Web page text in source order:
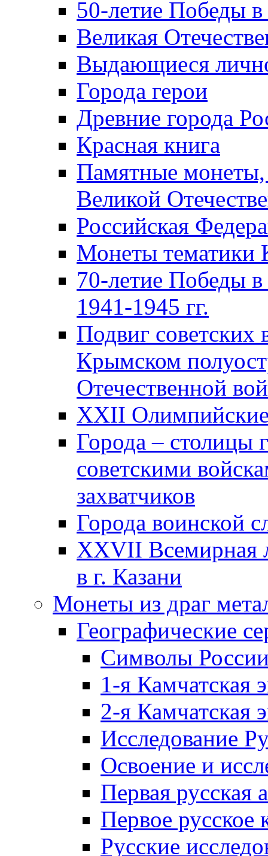
50-летие Победы
Великая
Выдающиеся
Города герои
Древние города
Красная книга
Памятные
Великой
Российская
Монеты тематики
70-летие Победы
1941-1945 гг.
Подвиг советских
Крымском
Отечественной
XXII
Города – столицы
советскими
захватчиков
Города воинской
XXVII Всемирная
в г. Казани
Монеты из драг
Географические
Символы
1-я Камчатская
2-я Камчатская
Исследование
Освоение и
Первая русская
Первое русское
Русские